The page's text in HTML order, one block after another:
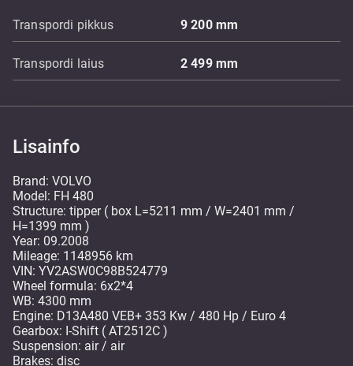
Transpordi pikkus 9 200 mm
Transpordi laius 2 499 mm
Lisainfo
Brand: VOLVO
Model: FH 480
Structure: tipper ( box L=5211 mm / W=2401 mm /
H=1399 mm )
Year: 09.2008
Mileage: 1148956 km
VIN: YV2ASW0C98B524779
Wheel formula: 6x2*4
WB: 4300 mm
Engine: D13A480 VEB+ 353 Kw / 480 Hp / Euro 4
Gearbox: I-Shift ( AT2512C )
Suspension: air / air
Brakes: disc